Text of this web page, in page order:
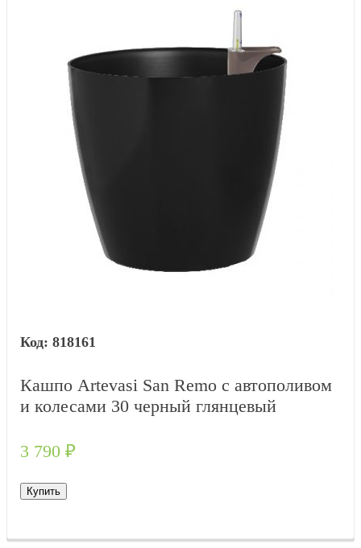
818161
Кашпо Artevasi San Remo с автополивом
и колесами 30 черный глянцевый
3 790 ₽
Купить